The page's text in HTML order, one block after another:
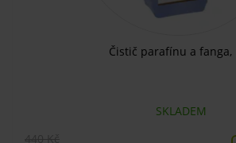
Čistič parafínu a fanga,
SKLADEM